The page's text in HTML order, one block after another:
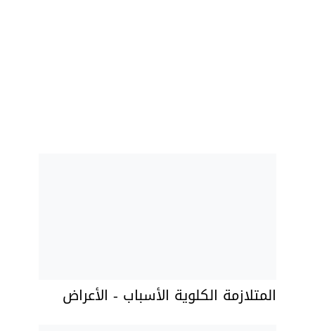
المتلازمة الكلوية الأسباب - الأعراض